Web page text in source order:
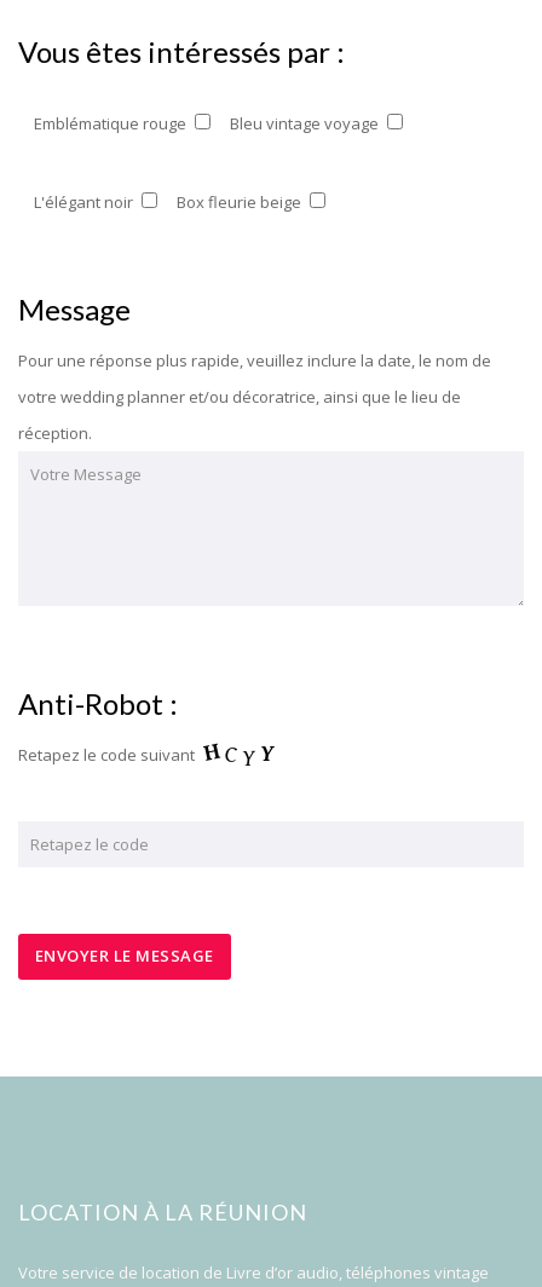
Vous êtes intéressés par :
Emblématique rouge Bleu vintage voyage
L'élégant noir Box fleurie beige
Message
Pour une réponse plus rapide, veuillez inclure la date, le nom de
votre wedding planner et/ou décoratrice, ainsi que le lieu de
réception.
Anti-Robot :
Retapez le code suivant
LOCATION À LA RÉUNION
Votre service de location de Livre d’or audio, téléphones vintage